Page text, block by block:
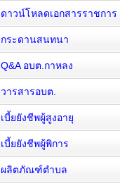
ดาวน์โหลดเอกสารราชการ
กระดานสนทนา
Q&A อบต.กาหลง
วารสารอบต.
เบี้ยยังชีพผู้สูงอายุ
เบี้ยยังชีพผู้พิการ
ผลิตภัณฑ์ตำบล